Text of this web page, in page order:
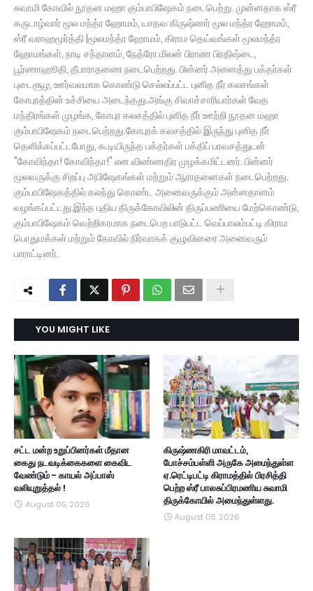
சுவாமி கோவில் நூதன மஹா கும்பாபிஷேகம் நடைபெற்று. முன்னதாக ஸ்ரீ
கருடாழ்வார் மூல மந்த்ர ஹோமம், யாதவ கிருஷ்ணர் மூல மந்த்ர ஹோமம்,
ஸ்ரீ வராஹமூர்த்தி |மூலமந்த்ர ஹோமம், கிராம தெய்வங்கள் மூலமந்த்ர
ஹோமங்கள், நாடி சந்தானம், நேத்ரோ மிலன் பிராண பிரதிஷ்டை,
பூர்ணாஹூதி, தீபாராதணை நடைபெற்றது. பின்னர் அனைத்து பக்தர்கள்
புடைசூழ, ஊர்வலமாக கொண்டு செல்லப்பட்ட புனித நீர் கலசங்கள்
கோபுரத்தின் உச்சியை அடைந்தது.​அங்கு சிவாச்சாரியார்கள் வேத
மந்திரங்கள் முழங்க, கோபுர கலசத்தில் புனித நீர் ஊற்றி நூதன மஹா
கும்பாபிஷேகம் நடைபெற்றது.கோபுரக் கலசத்தில் இருந்து புனித நீர்
தெளிக்கப்பட்டபோது, கூடியிருந்த பக்தர்கள் பக்திப் பரவசத்துடன்
"கோவிந்தா! கோவிந்தா!" என விண்ணதிர முழக்கமிட்டனர். பின்னர்
மூலவருக்கு சிறப்பு அபிஷேகங்கள் மற்றும் ஆராதனைகள் நடைபெற்றது.
கும்பாபிஷேகத்தில் கலந்து கொண்ட அனைவருக்கும் அன்னதானம்
வழங்கப்பட்டது.இந்த புதிய திருக்கோவிலின் திருப்பணியை மேற்கொண்டு,
கும்பாபிஷேகம் வெற்றிகரமாக நடைபெற பாடுபட்ட வெப்பாலம்பட்டி கிராம
பொதுமக்கள் மற்றும் கோவில் நிர்வாகக் குழுவினரை அனைவரும்
பாராட்டினர்.
YOU MIGHT LIKE
சட்ட மன்ற உறுப்பினர்கள் மீதான
கைது நடவடிக்கைகளை கைவிட
வேண்டும் - காயல் அப்பாஸ்
வலியுறுத்தல் !
August 05, 2026
கிருஷ்ணகிரி மாவட்டம்,
போச்சம்பள்ளி அருகே அமைந்துள்ள
ஏ.ரெட்டிபட்டி கிராமத்தில் பிரசித்தி
பெற்ற ஸ்ரீ பாலசுப்பிரமணிய சுவாமி
திருக்கோயில் அமைந்துள்ளது.
August 05, 2026